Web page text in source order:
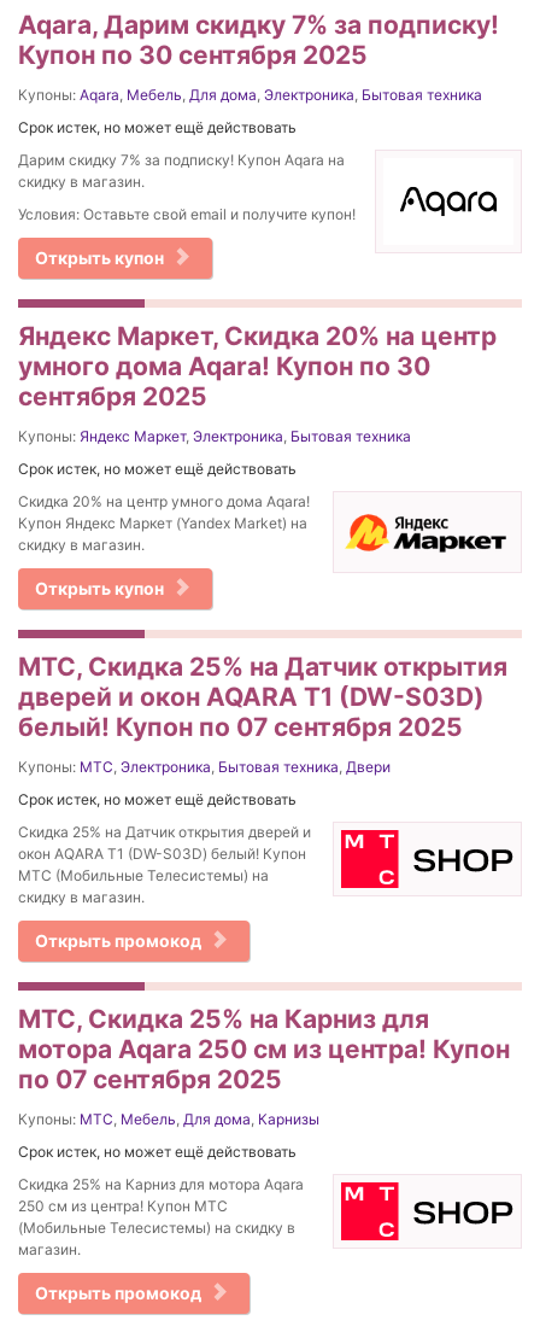
Aqara, Дарим скидку 7% за подписку!
Купон по 30 сентября 2025
Купоны: Aqara, Мебель, Для дома, Электроника, Бытовая техника
Срок истек, но может ещё действовать
Дарим скидку 7% за подписку! Купон Aqara на
скидку в магазин.
Условия: Оставьте свой email и получите купон!
Открыть купон
Яндекс Маркет, Скидка 20% на центр
умного дома Aqara! Купон по 30
сентября 2025
Купоны: Яндекс Маркет, Электроника, Бытовая техника
Срок истек, но может ещё действовать
Скидка 20% на центр умного дома Aqara!
Купон Яндекс Маркет (Yandex Market) на
скидку в магазин.
Открыть купон
МТС, Скидка 25% на Датчик открытия
дверей и окон AQARA Т1 (DW-S03D)
белый! Купон по 07 сентября 2025
Купоны: МТС, Электроника, Бытовая техника, Двери
Срок истек, но может ещё действовать
Скидка 25% на Датчик открытия дверей и
окон AQARA Т1 (DW-S03D) белый! Купон
МТС (Мобильные Телесистемы) на
скидку в магазин.
Открыть промокод
МТС, Скидка 25% на Карниз для
мотора Aqara 250 см из центра! Купон
по 07 сентября 2025
Купоны: МТС, Мебель, Для дома, Карнизы
Срок истек, но может ещё действовать
Скидка 25% на Карниз для мотора Aqara
250 см из центра! Купон МТС
(Мобильные Телесистемы) на скидку в
магазин.
Открыть промокод